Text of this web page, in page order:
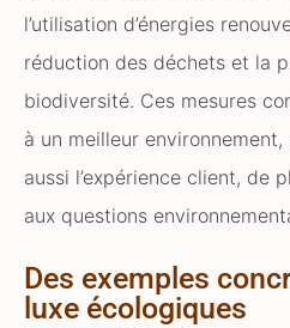
l’utilisation d’énergies
réduction des déchets et la
biodiversité. Ces mesures
à un meilleur
aussi l’expérience client, de
aux questions
Des exemples
luxe écologiques